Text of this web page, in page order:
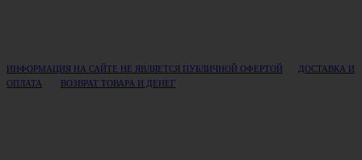
ИНФОРМАЦИЯ НА САЙТЕ НЕ ЯВЛЯЕТСЯ ПУБЛИЧНОЙ ОФЕРТОЙ
ДОСТАВКА И
ОПЛАТА
ВОЗВРАТ ТОВАРА И ДЕНЕГ